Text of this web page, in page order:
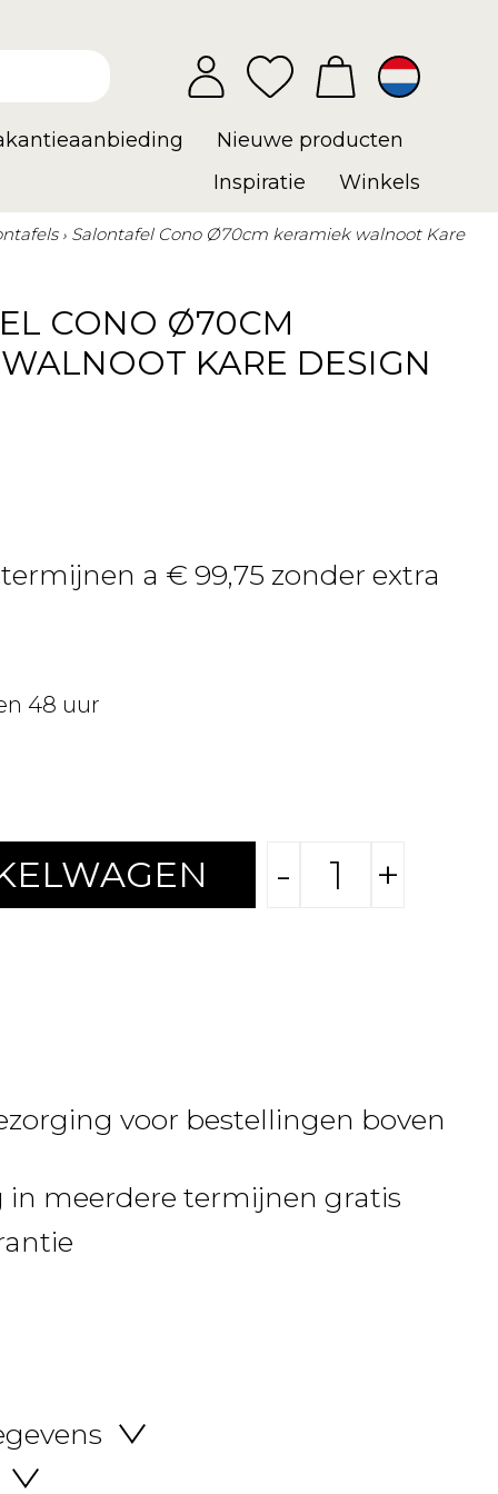
Nieuwe producten
Inspiratie
Winkels
Salontafel Cono Ø70cm keramiek walnoot Kare
CONO Ø70CM
KARE DESIGN
a € 99,75 zonder extra
48 uur
- +
voor bestellingen boven
in meerdere termijnen gratis